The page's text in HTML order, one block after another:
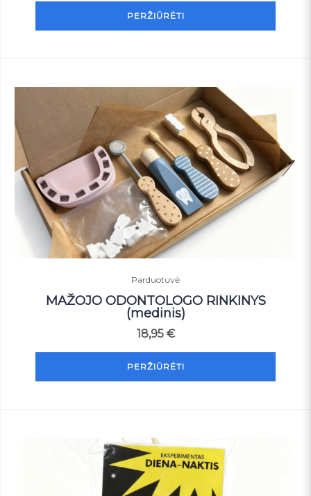
PERŽIŪRĖTI
Parduotuvė
MAŽOJO ODONTOLOGO RINKINYS
(medinis)
18,95 €
PERŽIŪRĖTI